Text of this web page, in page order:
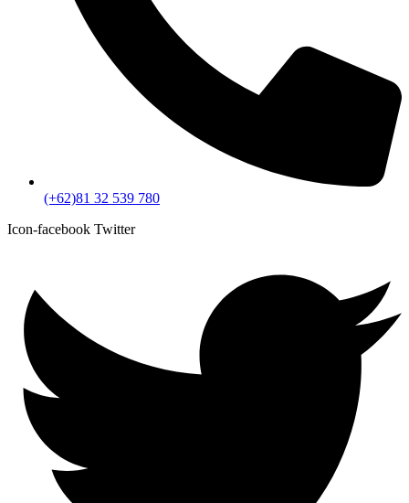
(+62)81 32 539 780
Icon-facebook Twitter